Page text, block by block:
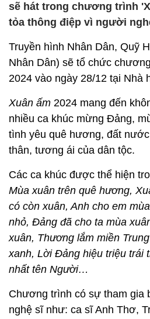
sẽ hát trong chương trình
tỏa thông điệp vì người
Truyền hình Nhân Dân, Quỹ
Nhân Dân) sẽ tổ chức
2024 vào ngày 28/12 tại Nhà
Xuân ấm 2024 mang đến
nhiều ca khúc mừng Đảng,
tình yêu quê hương, đất
thân, tương ái của dân tộc.
Các ca khúc được thể hiện
Mùa xuân trên quê hương,
có còn xuân, Anh cho em
nhỏ, Đảng đã cho ta mùa
xuân, Thương lắm miền
xanh, Lời Đảng hiệu triệu trái
nhất tên Người…
Chương trình có sự tham gia
nghệ sĩ như: ca sĩ Anh Thơ,